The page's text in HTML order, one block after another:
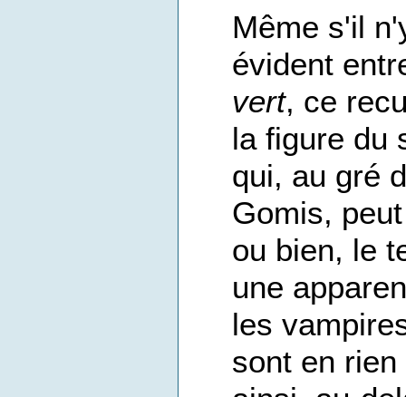
Même s'il
évident
vert, ce
la figure du
qui, au gré
Gomis,
ou bien, le
une
les
sont en